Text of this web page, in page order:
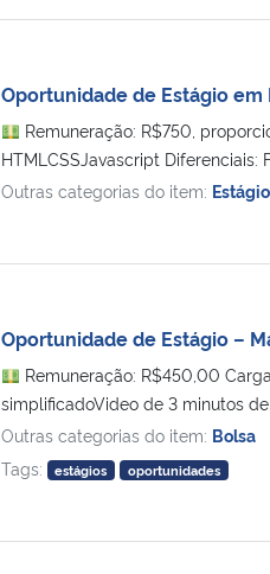
Oportunidade de Estágio em
Remuneração: R$750,
HTMLCSSJavascript Diferenciais:
Outras categorias do item: Estágio
Oportunidade de Estágio –
Remuneração: R$450,00
simplificadoVideo de 3 minutos de
Outras categorias do item: Bolsa
Tags:
estágios oportunidades